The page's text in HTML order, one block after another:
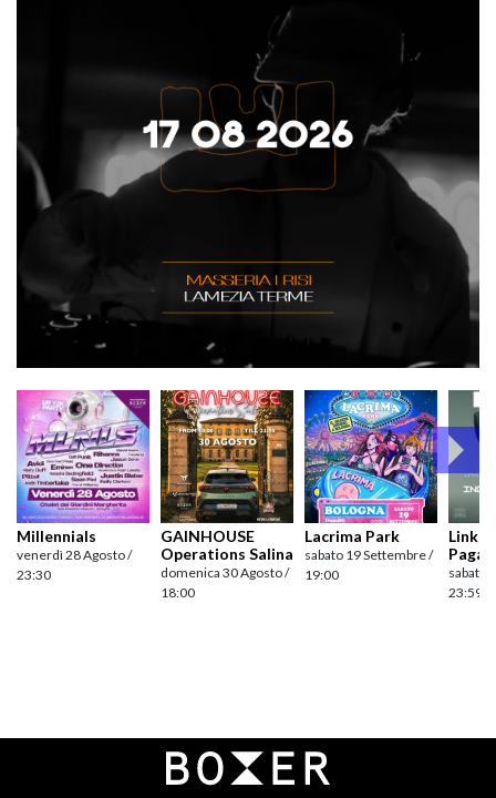
Millennials
venerdì 28 Agosto /
23:30
GAINHOUSE
Operations Salina
domenica 30 Agosto /
18:00
Lacrima Park
sabato 19 Settembre /
19:00
Link
sabato
23:59
Navigazione